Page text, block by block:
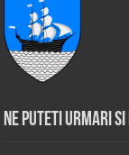
Ne puteti urmari si